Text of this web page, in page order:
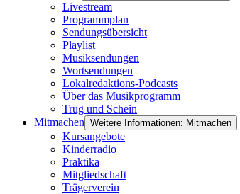
Livestream
Programmplan
Sendungsübersicht
Playlist
Musiksendungen
Wortsendungen
Lokalredaktions-Podcasts
Über das Musikprogramm
Trug und Schein
Mitmachen Weitere Informationen: Mitmachen
Kursangebote
Kinderradio
Praktika
Mitgliedschaft
Trägerverein